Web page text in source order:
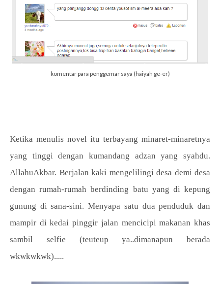
komentar para penggemar saya (haiyah ge-er)
Ketika menulis novel itu terbayang minaret-minaretnya
yang tinggi dengan kumandang adzan yang syahdu.
AllahuAkbar. Berjalan kaki mengelilingi desa demi desa
dengan rumah-rumah berdinding batu yang di kepung
gunung di sana-sini. Menyapa satu dua penduduk dan
mampir di kedai pinggir jalan mencicipi makanan khas
sambil selfie (teuteup ya..dimanapun berada
wkwkwkwk).....